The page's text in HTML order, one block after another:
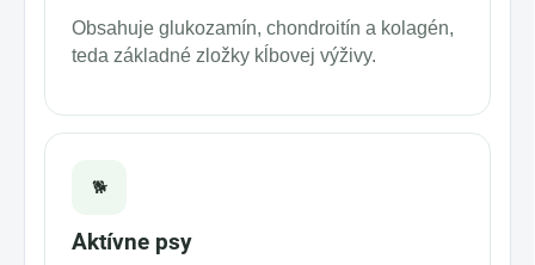
Obsahuje glukozamín, chondroitín a kolagén,
teda základné zložky kĺbovej výživy.
🐕
Aktívne psy